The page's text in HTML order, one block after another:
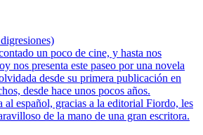
un poco de cine, y hasta nos
nos presenta este paseo por una novela
desde su primera publicación en
desde hace unos pocos años.
al español, gracias a la editorial Fiordo, les
de la mano de una gran escritora.